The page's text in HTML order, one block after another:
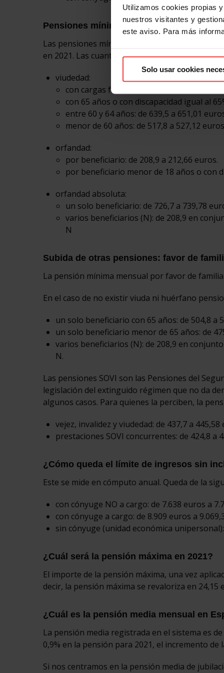
Utilizamos cookies propias
nuestros visitantes y
este aviso. Para más
Solo usar cookies
Pensiones mínimas de viudedad y
Las pensiones mínimas de viudedad, de
en 2021. Las cuantías mensuales quedarán de
viudedad:
con cargas familiares: de 790,7 a 804,93
con 65 años o con discapacidad igual al
entre 60 y 64 años: de 639,5 a 651,01
menor de 60 años: de 517,8 a 527,12
orfandad:
por beneficiario: de 208,9 a 212,66 euros.
por beneficiario menor de 18 años o con
orfandad absoluta:
un solo beneficiario: de 726,7 a 739,78
varios beneficiarios (N): de 208,9 en
N
Subida de otras pensiones: favor de
La pensión mínima mensual por favor de
En el caso de no existir viuda ni huérfano
un solo beneficiario con 65 años: de 504,8 a
un solo beneficiario menor de 65 años: de
varios beneficiarios (N): de 208,9 en
N.
Las pensiones SOVI son las Pensiones del
legislación del extinguido régimen que no da
algunos casos. Para quienes la perciben, la
vejez, invalidez y viudedad: de 437,7 a 445,58
prestaciones SOVI concurrentes: de 424,8 a
¿Cómo queda el límite de ingresos sin
Este se mide en cómputo anual. Queda de la
con cónyuge NO a cargo: de 7.638 euros a
con cónyuge a cargo: de 8.909 euros a
sin cónyuge (unidad económica
¿Cuál será la pensión máxima en 2021?
El importe de la pensión máxima, una vez
decir, la pensión máxima se revaloriza en 24,15
¿Cuál es la pensión media mensual en
La pensión media registrada en el sistema es
0,9% en la pensión para 2021, el incremento
Si nos centramos en la pensión media de